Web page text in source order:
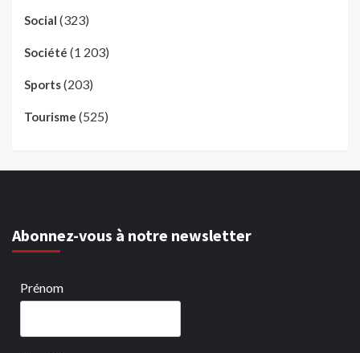
Social (323)
Société (1 203)
Sports(203)
Tourisme (525)
Abonnez-vous à notre newsletter
Prénom